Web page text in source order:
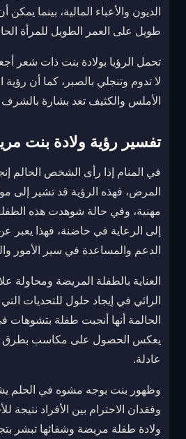
الديون والأعباء المالية، بينما
طويل على العمر الطويل للمرأة
تحمل الرؤيا بولادة بنت ذات شعر
لا تدوم وتنجلي بالصبر، كما أن
الأملس والكثيف تعد بشارة بالشرف
تفسير رؤية ولادة بنت
في المنام إذا رأى الشخص الحالم
المرض، فهذه الرؤية قد تشير إلى
مهنية، وفي حالة شوهدت هذه
إلى الرعاية في حاضنة، فهذا يعبر
الدعم والمساعدة في سير الأمور
العناية بالطفلة المريضة ومحاولة
الرائي في إيجاد حلول للتحديات
الحالمة أنها أنجبت طفلة بتشوهات
يعكس الحصول على مكاسب بطرق
عادلة.
وظهور بنت بوجه مشوه في الحلم
وفقدان الاحترام بين الأفراد نتيجة
ولادة طفلة مريضة وشفائها تبشر